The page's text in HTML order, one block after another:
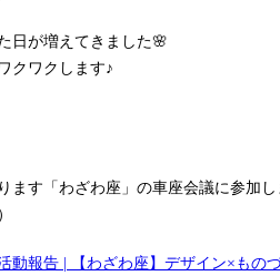
日が増えてきました🌸
クワクします♪
ます「わざわ座」の車座会議に参加し
動報告 | 【わざわ座】デザイン×もの